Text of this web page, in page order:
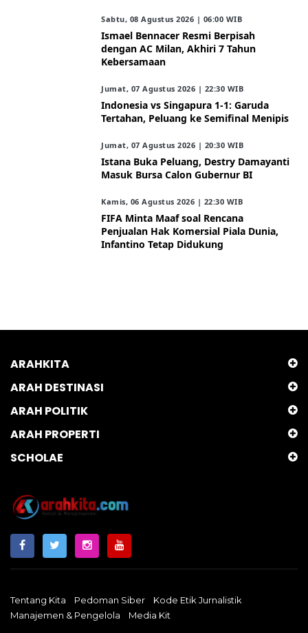
Sabtu, 08 Agustus 2026 | 06:00 WIB
Ismael Bennacer Resmi Berpisah
dengan AC Milan, Akhiri 7 Tahun
Kebersamaan
Jumat, 07 Agustus 2026 | 22:30 WIB
Indonesia vs Singapura 1-1: Garuda
Tertahan, Peluang ke Semifinal Menipis
Jumat, 07 Agustus 2026 | 20:30 WIB
Istana Buka Peluang, Destry Damayanti
Masuk Bursa Calon Gubernur BI
Kamis, 06 Agustus 2026 | 22:30 WIB
FIFA Minta Maaf soal Rencana
Penjualan Hak Komersial Piala Dunia,
Infantino Tetap Didukung
ARAHKITA
ARAH DESTINASI
ARAH POLITIK
ARAH PROPERTI
SCHOLAE
Tentang Kita Pedoman Siber
Kode Etik Jurnalistik
Manajemen & Pengelola
Media Kit